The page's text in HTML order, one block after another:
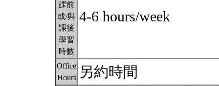
課前
或/與
課後
學習
時數
4-6 hours/week
Office
Hours
另約時間